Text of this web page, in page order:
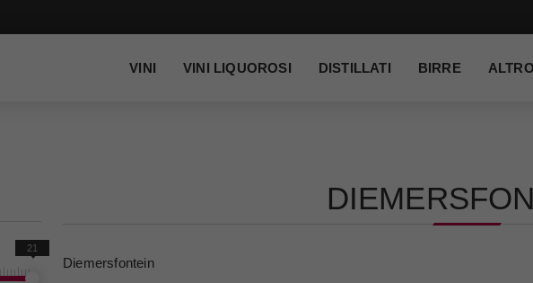
VINI VINI LIQUOROSI DISTILLATI BIRRE
Diemersfontein
21